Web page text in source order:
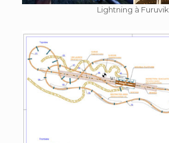
Lightning à Furuvik